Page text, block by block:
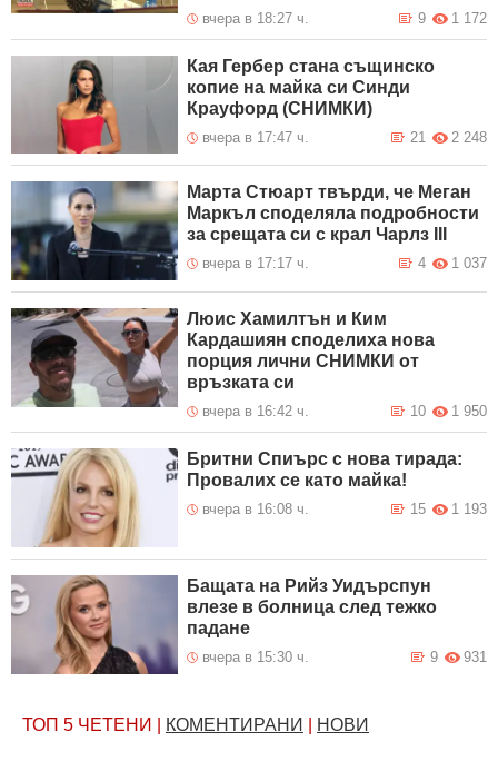
вчера в 18:27 ч. 1 172
9
Кая Гербер стана същинско
копие на майка си Синди
Крауфорд (СНИМКИ)
вчера в 17:47 ч. 2 248
21
Марта Стюарт твърди, че Меган
Маркъл споделяла подробности
за срещата си с крал Чарлз III
вчера в 17:17 ч. 1 037
4
Люис Хамилтън и Ким
Кардашиян споделиха нова
порция лични СНИМКИ от
връзката си
вчера в 16:42 ч. 1 950
10
Бритни Спиърс с нова тирада:
Провалих се като майка!
вчера в 16:08 ч. 1 193
15
Бащата на Рийз Уидърспун
влезе в болница след тежко
падане
вчера в 15:30 ч. 931
9
ТОП 5 ЧЕТЕНИ КОМЕНТИРАНИ НОВИ